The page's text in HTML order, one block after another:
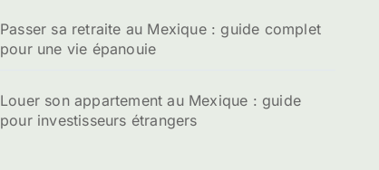
Passer sa retraite au Mexique : guide complet
pour une vie épanouie
Louer son appartement au Mexique : guide
pour investisseurs étrangers